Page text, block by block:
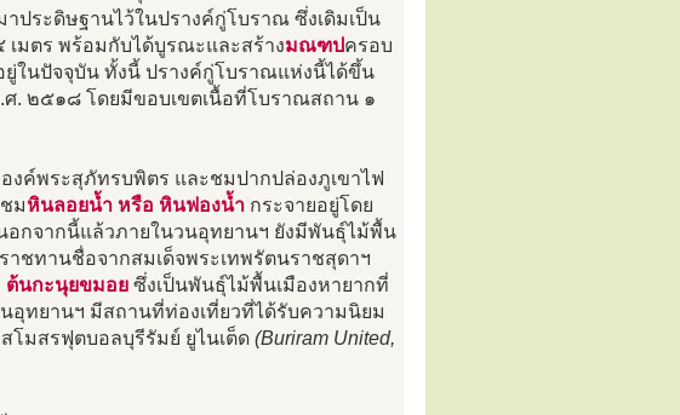
ประดิษฐานไว้ในปรางค์กู่โบราณ ซึ่งเดิมเป็น
มตร พร้อมกับได้บูรณะและสร้างมณฑปครอบ
ในปัจจุบัน ทั้งนี้ ปรางค์กู่โบราณแห่งนี้ได้ขึ้น
. ๒๕๑๘ โดยมีขอบเขตเนื้อที่โบราณสถาน ๑
งค์พระสุภัทรบพิตร และชมปากปล่องภูเขาไฟ
มหินลอยน้ำ หรือ หินฟองน้ำ กระจายอยู่โดย
อกจากนี้แล้วภายในวนอุทยานฯ ยังมีพันธุ์ไม้พื้น
าชทานชื่อจากสมเด็จพระเทพรัตนราชสุดาฯ
ต้นกะนุยขมอย ซึ่งเป็นพันธุ์ไม้พื้นเมืองหายากที่
อุทยานฯ มีสถานที่ท่องเที่ยวที่ได้รับความนิยม
โมสรฟุตบอลบุรีรัมย์ ยูไนเต็ด (Buriram United,